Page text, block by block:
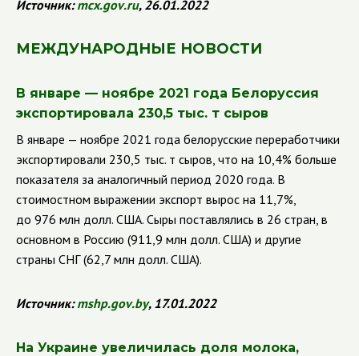
Источник:mcx.gov.ru, 26.01.2022
МЕЖДУНАРОДНЫЕ НОВОСТИ
В январе — ноябре 2021 года Белоруссия
экспортировала 230,5 тыс. т сыров
В январе — ноябре 2021 года белорусские переработчики
экспортировали 230,5 тыс. т сыров, что на 10,4% больше
показателя за аналогичный период 2020 года. В
стоимостном выражении экспорт вырос на 11,7%,
до 976 млн долл. США. Сыры поставлялись в 26 стран, в
основном в Россию (911,9 млн долл. США) и другие
страны СНГ (62,7 млн долл. США).
Источник:mshp.gov.by, 17.01.2022
На Украине увеличилась доля молока,